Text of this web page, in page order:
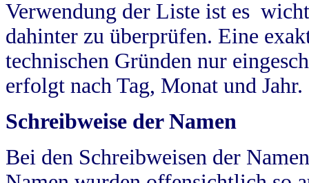
Verwendung der Liste ist es
dahinter zu überprüfen. Eine
technischen Gründen nur
erfolgt nach Tag, Monat und Jahr.
Schreibweise der Namen
Bei den Schreibweisen der